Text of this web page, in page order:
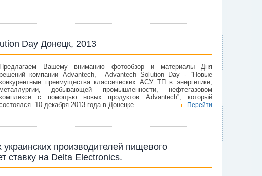
Day Донецк, 2013
Предлагаем Вашему вниманию фотообзор и материалы Дня
компании Advantech, Advantech Solution Day - “Новые
преимущества классических АСУ ТП в энергетике,
металлургии, добывающей промышленности, нефтегазовом
с помощью новых продуктов Advantech”, который
10 декабря 2013 года в Донецке.
Перейти
производителей пищевого
ставку на Delta Electronics.